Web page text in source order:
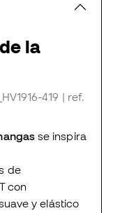
la
419 | ref.
se inspira
de
con
y elástico